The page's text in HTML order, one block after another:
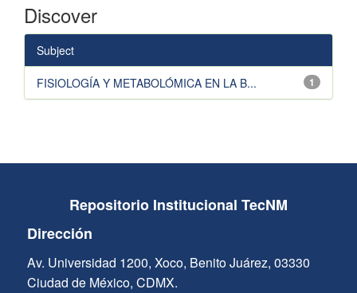
Discover
Subject
1
FISIOLOGÍA Y METABOLÓMICA EN LA B...
Repositorio Institucional TecNM
Dirección
Av. Universidad 1200, Xoco, Benito Juárez, 03330
Ciudad de México, CDMX.